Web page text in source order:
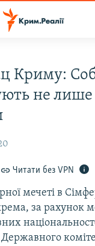
Криму:
не лише
Читати без VPN
мечеті в
за рахунок